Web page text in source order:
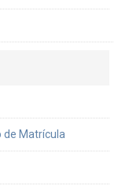
de Matrícula